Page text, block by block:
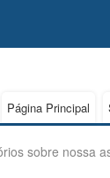
Página Principal
sobre nossa